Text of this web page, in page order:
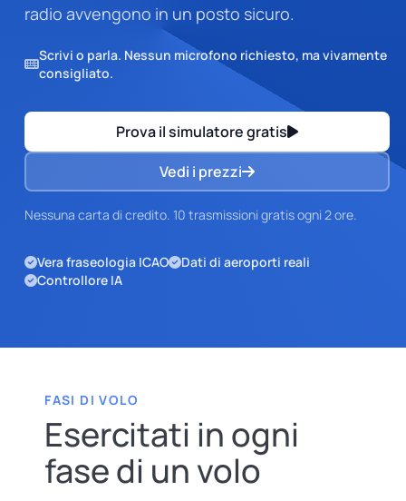
radio avvengono in un posto sicuro.
Scrivi o parla. Nessun microfono richiesto, ma vivamente
consigliato.
Prova il simulatore gratis
Vedi i prezzi
Nessuna carta di credito. 10 trasmissioni gratis ogni 2 ore.
Vera fraseologia ICAO
Dati di aeroporti reali
Controllore IA
FASI DI VOLO
Esercitati in ogni
fase di un volo